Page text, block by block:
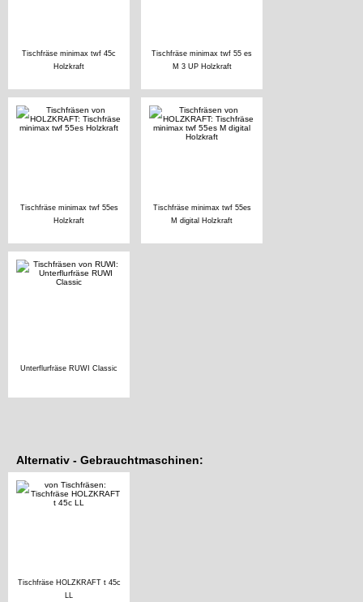
Tischfräse minimax twf 45c
Holzkraft
Tischfräse minimax twf 55 es
M 3 UP Holzkraft
Tischfräse minimax twf 55es
Holzkraft
Tischfräse minimax twf 55es
M digital Holzkraft
Unterflurfräse RUWI Classic
Alternativ - Gebrauchtmaschinen:
Tischfräse HOLZKRAFT t 45c
LL